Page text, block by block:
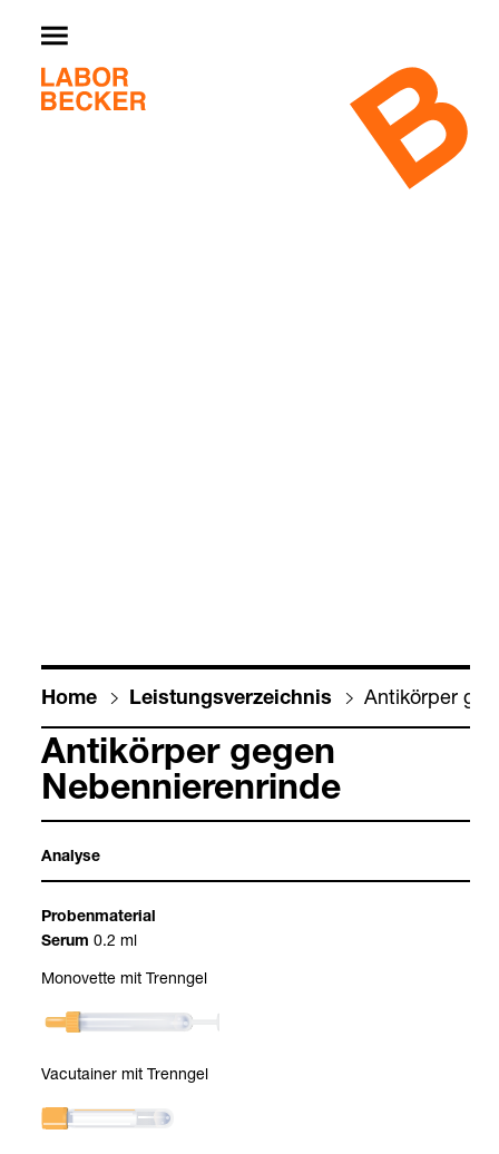
Home Leis­tungs­ver­zeich­nis Anti­kör­per
Anti­kör­per gegen
Neben­nie­ren­rinde
Ana­lyse
Pro­ben­ma­te­rial
Serum 0.2 ml
Mono­vette mit Trenn­gel
Vacu­tai­ner mit Trenn­gel